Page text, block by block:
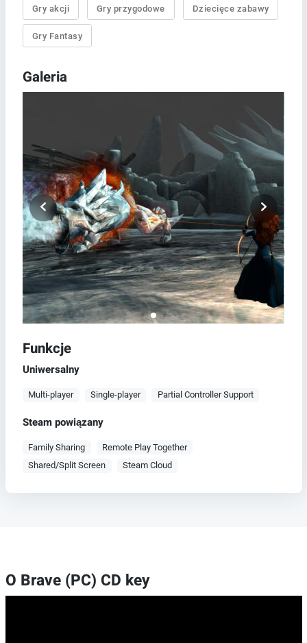
Gry akcji Gry przygodowe Dziecięce zabawy
Gry Fantasy
Galeria
Funkcje
Uniwersalny
Multi-player Single-player Partial Controller Support
Steam powiązany
Family Sharing
Remote Play Together
Shared/Split Screen
Steam Cloud
O Brave (PC) CD key